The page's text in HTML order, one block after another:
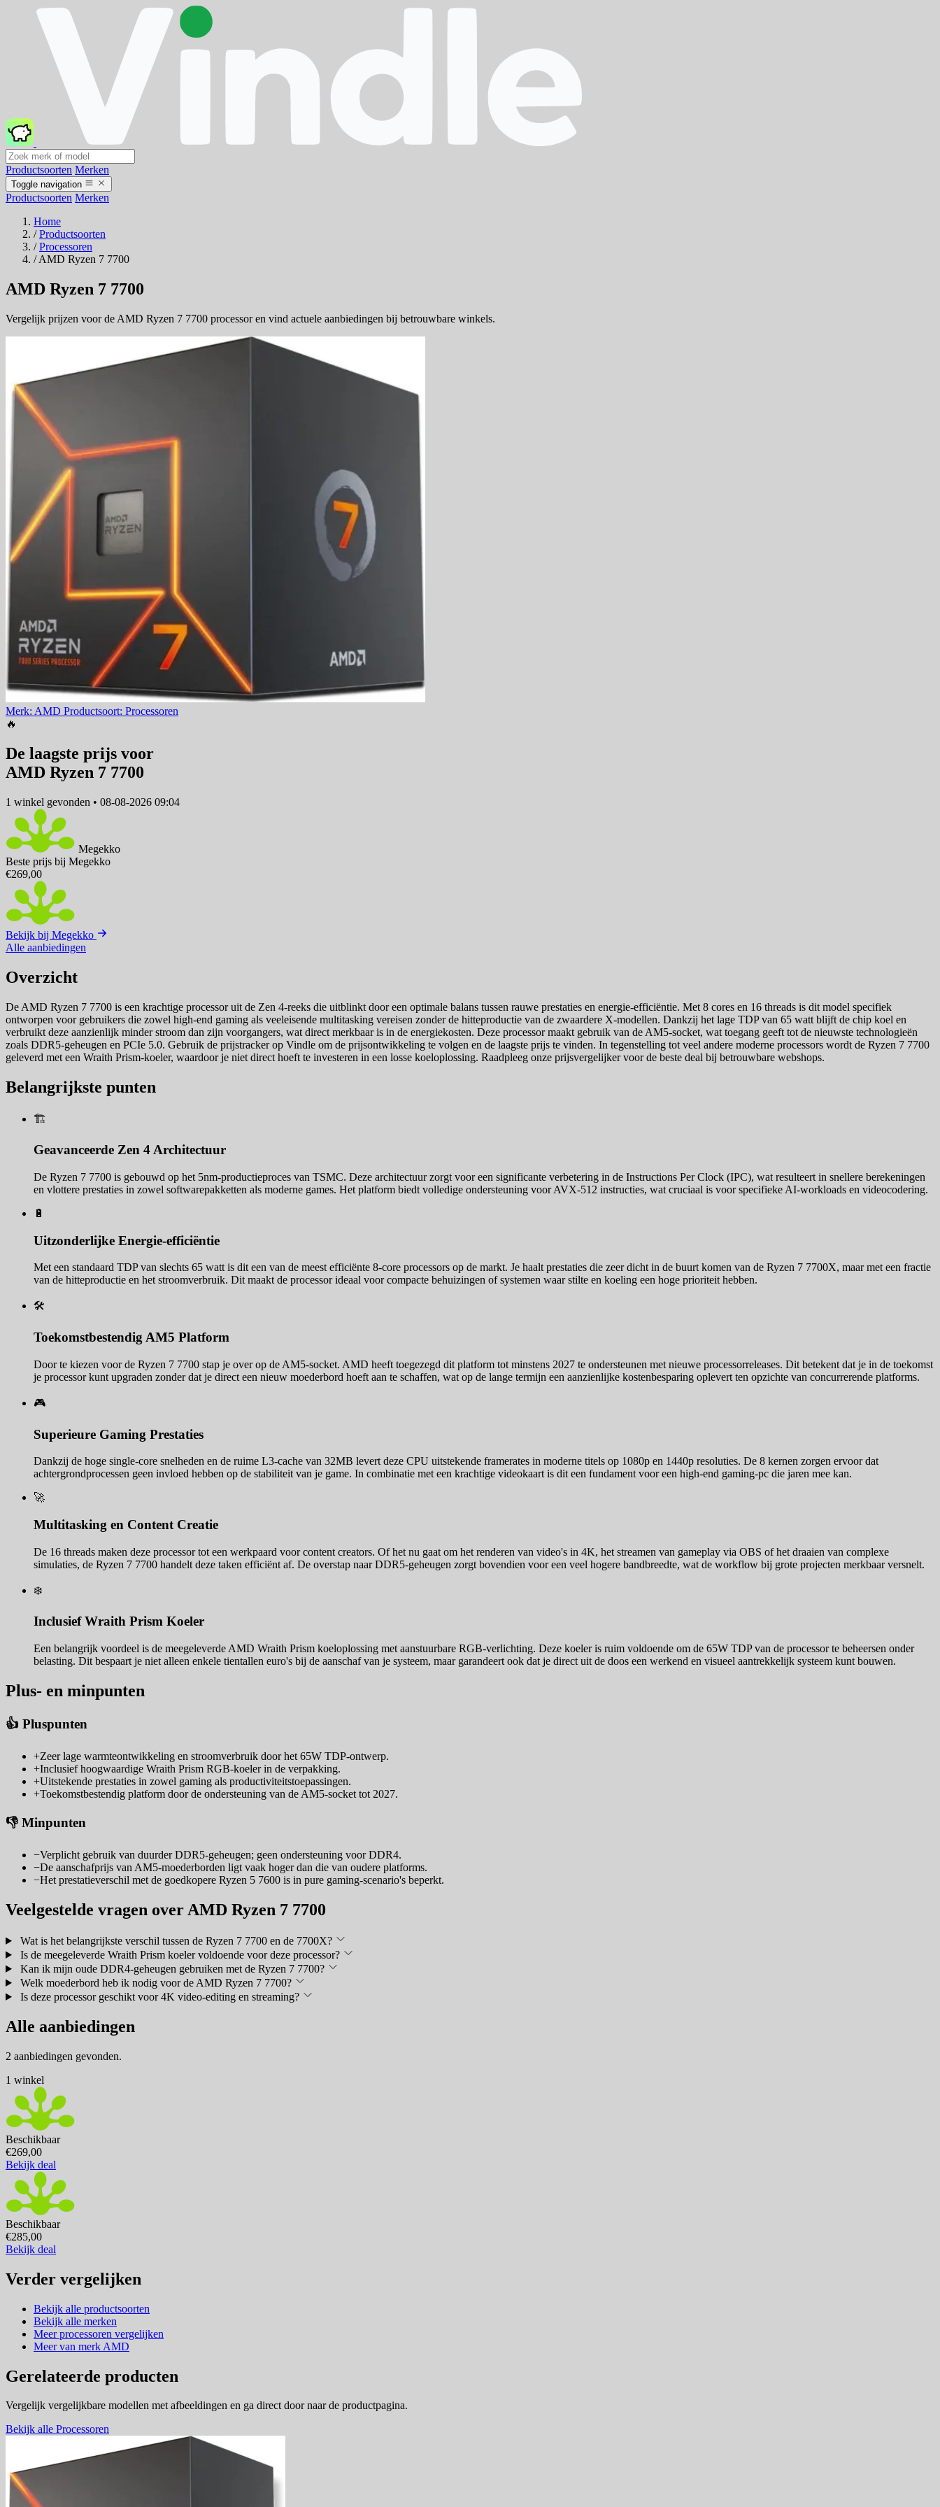
Productsoorten Merken
Toggle navigation
Productsoorten Merken
Home
/ Productsoorten
/ Processoren
/ AMD Ryzen 7 7700
AMD Ryzen 7 7700
Vergelijk prijzen voor de AMD Ryzen 7 7700 processor en vind actuele aanbiedingen bij betrouwbare winkels.
Merk: AMD Productsoort: Processoren
🔥
De laagste prijs voor
AMD Ryzen 7 7700
1 winkel gevonden • 08-08-2026 09:04
Megekko
Beste prijs bij Megekko
€269,00
Bekijk bij Megekko
Alle aanbiedingen
Overzicht
De AMD Ryzen 7 7700 is een krachtige processor uit de Zen 4-reeks die uitblinkt door een optimale balans tussen rauwe prestaties en energie-efficiëntie. Met 8 cores en 16 threads is dit model specifiek
ontworpen voor gebruikers die zowel high-end gaming als veeleisende multitasking vereisen zonder de hitteproductie van de zwaardere X-modellen. Dankzij het lage TDP van 65 watt blijft de chip koel en
verbruikt deze aanzienlijk minder stroom dan zijn voorgangers, wat direct merkbaar is in de energiekosten. Deze processor maakt gebruik van de AM5-socket, wat toegang geeft tot de nieuwste technologieën
zoals DDR5-geheugen en PCIe 5.0. Gebruik de prijstracker op Vindle om de prijsontwikkeling te volgen en de laagste prijs te vinden. In tegenstelling tot veel andere moderne processors wordt de Ryzen 7 7700
geleverd met een Wraith Prism-koeler, waardoor je niet direct hoeft te investeren in een losse koeloplossing. Raadpleeg onze prijsvergelijker voor de beste deal bij betrouwbare webshops.
Belangrijkste punten
🏗️
Geavanceerde Zen 4 Architectuur
De Ryzen 7 7700 is gebouwd op het 5nm-productieproces van TSMC. Deze architectuur zorgt voor een significante verbetering in de Instructions Per Clock (IPC), wat resulteert in snellere berekeningen
en vlottere prestaties in zowel softwarepakketten als moderne games. Het platform biedt volledige ondersteuning voor AVX-512 instructies, wat cruciaal is voor specifieke AI-workloads en videocodering.
🔋
Uitzonderlijke Energie-efficiëntie
Met een standaard TDP van slechts 65 watt is dit een van de meest efficiënte 8-core processors op de markt. Je haalt prestaties die zeer dicht in de buurt komen van de Ryzen 7 7700X, maar met een fractie
van de hitteproductie en het stroomverbruik. Dit maakt de processor ideaal voor compacte behuizingen of systemen waar stilte en koeling een hoge prioriteit hebben.
🛠️
Toekomstbestendig AM5 Platform
Door te kiezen voor de Ryzen 7 7700 stap je over op de AM5-socket. AMD heeft toegezegd dit platform tot minstens 2027 te ondersteunen met nieuwe processorreleases. Dit betekent dat je in de toekomst
je processor kunt upgraden zonder dat je direct een nieuw moederbord hoeft aan te schaffen, wat op de lange termijn een aanzienlijke kostenbesparing oplevert ten opzichte van concurrerende platforms.
🎮
Superieure Gaming Prestaties
Dankzij de hoge single-core snelheden en de ruime L3-cache van 32MB levert deze CPU uitstekende framerates in moderne titels op 1080p en 1440p resoluties. De 8 kernen zorgen ervoor dat
achtergrondprocessen geen invloed hebben op de stabiliteit van je game. In combinatie met een krachtige videokaart is dit een fundament voor een high-end gaming-pc die jaren mee kan.
🚀
Multitasking en Content Creatie
De 16 threads maken deze processor tot een werkpaard voor content creators. Of het nu gaat om het renderen van video's in 4K, het streamen van gameplay via OBS of het draaien van complexe
simulaties, de Ryzen 7 7700 handelt deze taken efficiënt af. De overstap naar DDR5-geheugen zorgt bovendien voor een veel hogere bandbreedte, wat de workflow bij grote projecten merkbaar versnelt.
❄️
Inclusief Wraith Prism Koeler
Een belangrijk voordeel is de meegeleverde AMD Wraith Prism koeloplossing met aanstuurbare RGB-verlichting. Deze koeler is ruim voldoende om de 65W TDP van de processor te beheersen onder
belasting. Dit bespaart je niet alleen enkele tientallen euro's bij de aanschaf van je systeem, maar garandeert ook dat je direct uit de doos een werkend en visueel aantrekkelijk systeem kunt bouwen.
Plus- en minpunten
👍 Pluspunten
+Zeer lage warmteontwikkeling en stroomverbruik door het 65W TDP-ontwerp.
+Inclusief hoogwaardige Wraith Prism RGB-koeler in de verpakking.
+Uitstekende prestaties in zowel gaming als productiviteitstoepassingen.
+Toekomstbestendig platform door de ondersteuning van de AM5-socket tot 2027.
👎 Minpunten
−Verplicht gebruik van duurder DDR5-geheugen; geen ondersteuning voor DDR4.
−De aanschafprijs van AM5-moederborden ligt vaak hoger dan die van oudere platforms.
−Het prestatieverschil met de goedkopere Ryzen 5 7600 is in pure gaming-scenario's beperkt.
Veelgestelde vragen over AMD Ryzen 7 7700
Wat is het belangrijkste verschil tussen de Ryzen 7 7700 en de 7700X?
Is de meegeleverde Wraith Prism koeler voldoende voor deze processor?
Kan ik mijn oude DDR4-geheugen gebruiken met de Ryzen 7 7700?
Welk moederbord heb ik nodig voor de AMD Ryzen 7 7700?
Is deze processor geschikt voor 4K video-editing en streaming?
Alle aanbiedingen
2 aanbiedingen gevonden.
1 winkel
Beschikbaar
€269,00
Bekijk deal
Beschikbaar
€285,00
Bekijk deal
Verder vergelijken
Bekijk alle productsoorten
Bekijk alle merken
Meer processoren vergelijken
Meer van merk AMD
Gerelateerde producten
Vergelijk vergelijkbare modellen met afbeeldingen en ga direct door naar de productpagina.
Bekijk alle Processoren